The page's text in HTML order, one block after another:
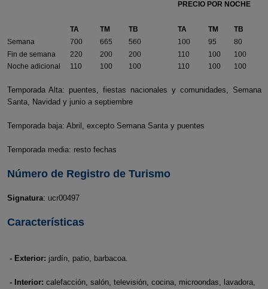
PRECIO POR NOCHE
TA TM TB TA TM
TB
Semana
700 665 560 100 95
80
Fin de semana
220 200 200 110 100
100
Noche adicional
110 100 100 110 100 100
Temporada Alta: puentes, fiestas nacionales y comunidades, Semana
Santa, Navidad y junio a septiembre
Temporada baja: Abril, excepto Semana Santa y puentes
Temporada media: resto fechas
Número de Registro de Turismo
Signatura: ucr00497
Características
- Exterior: jardín, patio, barbacoa.
- Interior: calefacción, salón, televisión, cocina, microondas, lavadora,